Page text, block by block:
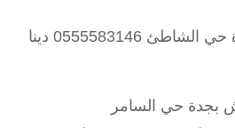
شركة نقل عفش بجدة حي الشاطئ 0555583146 دينا
حي السامر